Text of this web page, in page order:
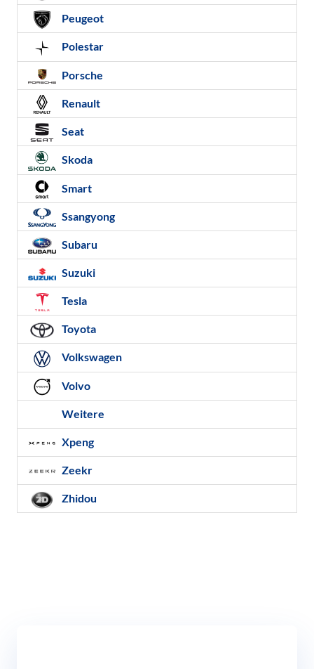
Peugeot
Polestar
Porsche
Renault
Seat
Skoda
Smart
Ssangyong
Subaru
Suzuki
Tesla
Toyota
Volkswagen
Volvo
Weitere
Xpeng
Zeekr
Zhidou